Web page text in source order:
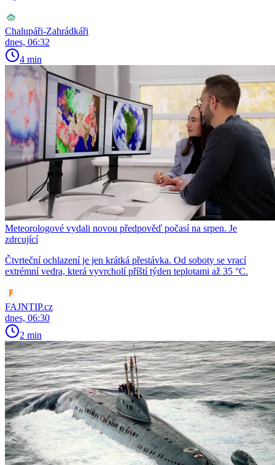
Chalupáři-Zahrádkáři
dnes, 06:32
4 min
Meteorologové vydali novou předpověď počasí na srpen. Je
zdrcující
Čtvrteční ochlazení je jen krátká přestávka. Od soboty se vrací
extrémní vedra, která vyvrcholí příští týden teplotami až 35 °C.
FAJNTIP.cz
dnes, 06:30
2 min